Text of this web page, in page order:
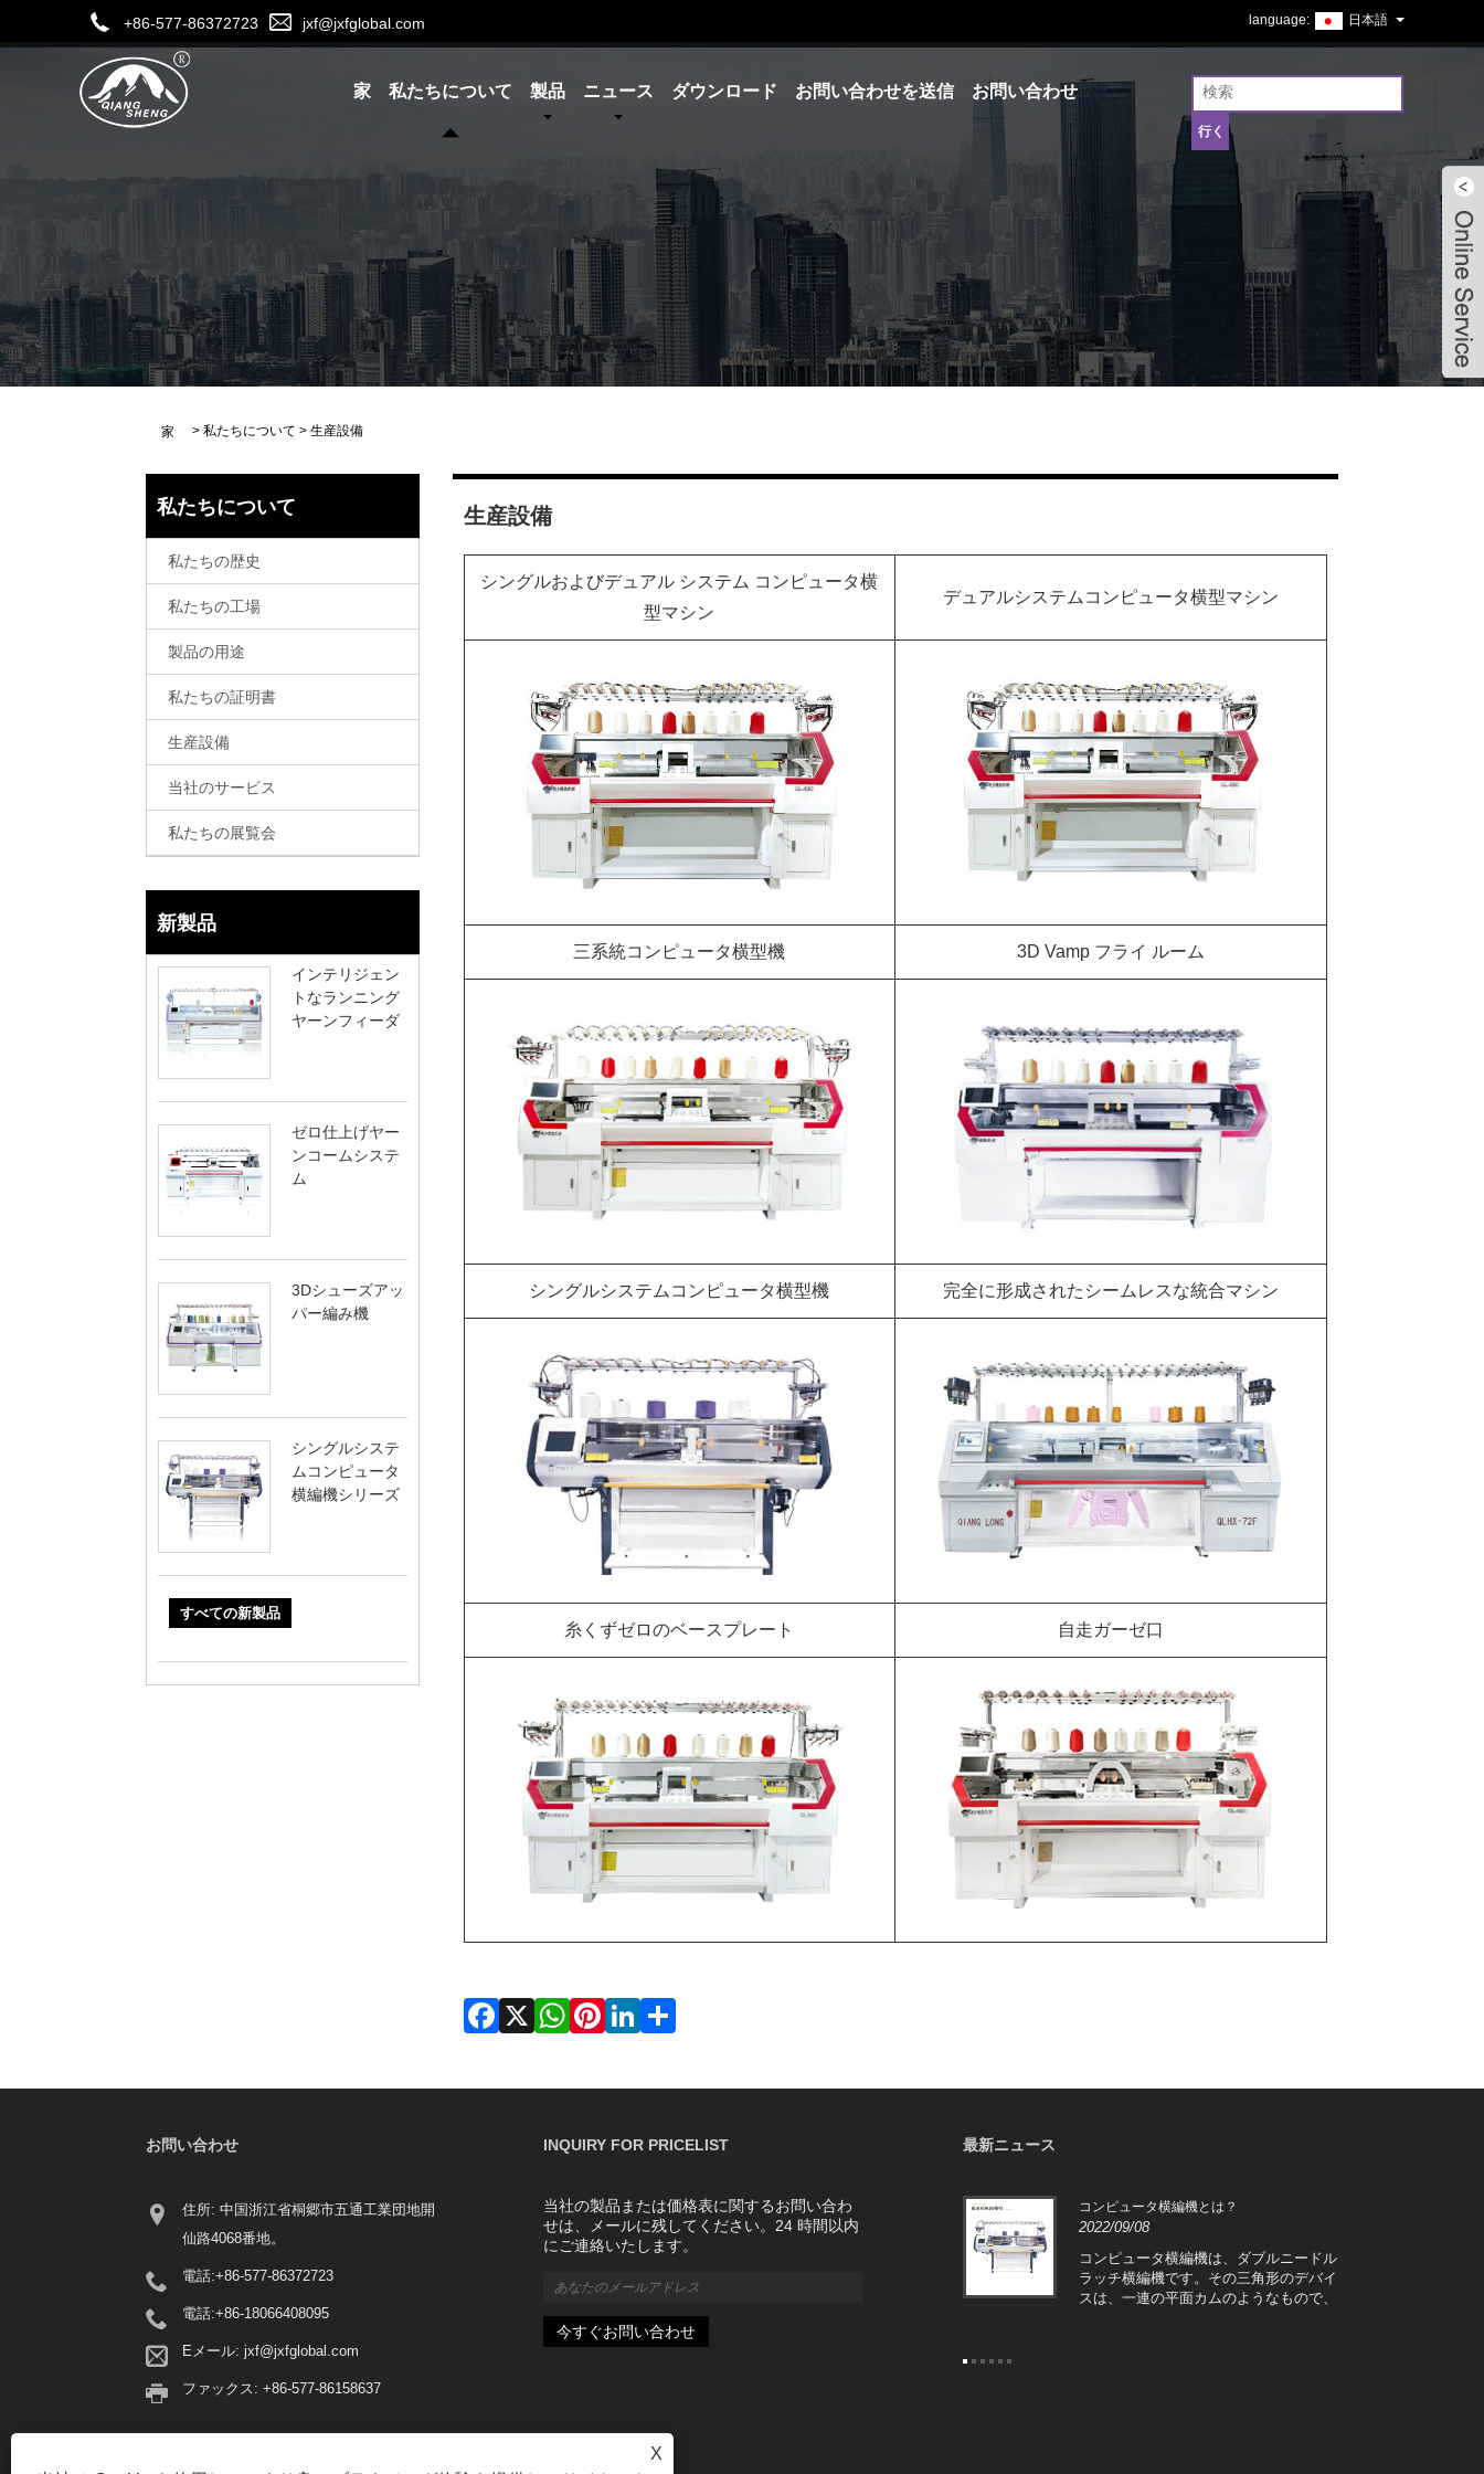
+86-577-86372723 jxf@jxfglobal.com 日本語
家 私たちについて 製品 ニュース ダウンロード お問い合わせを送信 お問い合わせ
家 > 私たちについて > 生産設備
私たちについて
私たちの歴史
私たちの工場
製品の用途
私たちの証明書
生産設備
当社のサービス
私たちの展覧会
新製品
インテリジェン
トなランニング
ヤーンフィーダ
ゼロ仕上げヤー
ンコームシステ
ム
3Dシューズアッ
パー編み機
シングルシステ
ムコンピュータ
横編機シリーズ
すべての新製品
生産設備
シングルおよびデュアル システム コンピュータ横
型マシン
デュアルシステムコンピュータ横型マシン
三系統コンピュータ横型機 3D Vamp フライ ルーム
シングルシステムコンピュータ横型機 完全に形成されたシームレスな統合マシン
糸くずゼロのベースプレート 自走ガーゼ口
Facebook
XWhatsApp
Pinterest
LinkedIn
Share
X
お問い合わせ
住所: 中国浙江省桐郷市五通工業団地開
仙路4068番地。
電話:+86-577-86372723
電話:+86-18066408095
Eメール: jxf@jxfglobal.com
ファックス: +86-577-86158637
INQUIRY FOR PRICELIST
当社の製品または価格表に関するお問い合わ
せは、メールに残してください。24 時間以内
にご連絡いたします。
最新ニュース
シングルシステムとダブルシステムのコン
ピュータ横編機の違い
システムのコンピュータ横編機は、より
コンピュータ横編機とは？
2022/09/08
コンピュータ横編機は、ダブルニードル
ラッチ横編機です。その三角形のデバイ
スは、一連の平面カムのようなもので、